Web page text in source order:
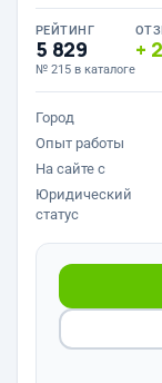
РЕЙТИНГ
5 829
№ 215 в каталоге
Город
Опыт работы
На сайте с
Юридический
статус